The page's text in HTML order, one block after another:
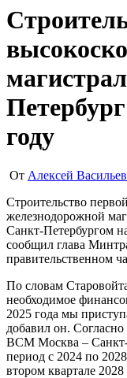
году
От Алексей Васильев
Строительство первой в России высокоскоростной
железнодорожной
Санкт-Петербургом
сообщил глава
правительственном
По словам
необходимое
2025 года мы
добавил он.
ВСМ Москва – Санкт-
период с 2024 по
втором квартале 2028